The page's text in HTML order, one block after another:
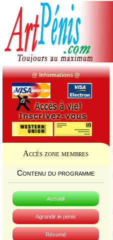
@ Informations @
Accès zone membres
Contenu du programme
Accueil
Agrandir le pénis
Résumé